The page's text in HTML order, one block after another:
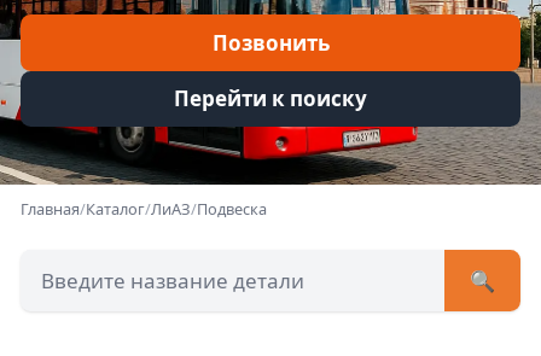
Позвонить
Перейти к поиску
Главная/Каталог/ЛиАЗ/Подвеска
🔍